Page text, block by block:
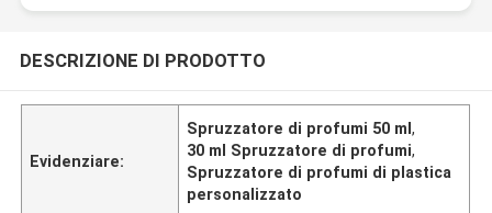
DESCRIZIONE DI PRODOTTO
Evidenziare:
Spruzzatore di profumi 50 ml,
30 ml Spruzzatore di profumi,
Spruzzatore di profumi di plastica
personalizzato